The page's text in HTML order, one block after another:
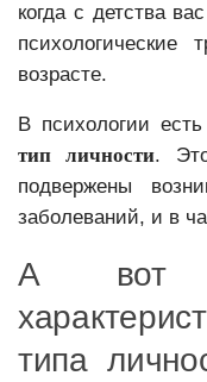
когда с детства
психологические
возрасте.
В психологии
тип личности.
подвержены
заболеваний, и в
А вот
типа